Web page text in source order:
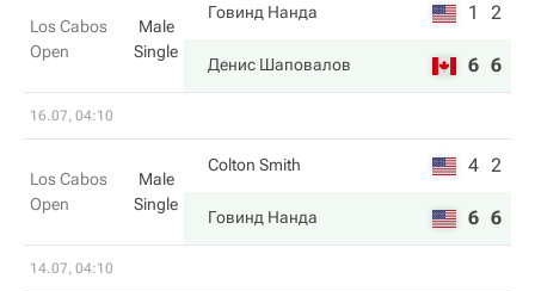
Los Cabos
Open
Male
Single
Говинд Нанда 1 2
Денис Шаповалов 6 6
16.07, 04:10
Los Cabos
Open
Male
Single
Colton Smith 4 2
Говинд Нанда 6 6
14.07, 04:10